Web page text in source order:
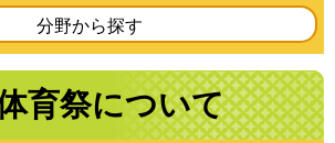
分野から探す
育祭について